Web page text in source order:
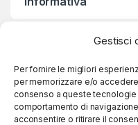
Gestisci
Per fornire le migliori
per memorizzare e/o
consenso a queste
comportamento di
acconsentire o ritirare il
Iscriviti alla nostra